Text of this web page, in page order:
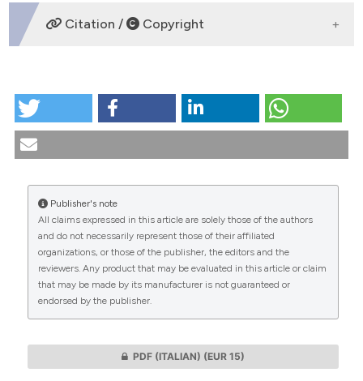
DOWNLOADS
CITATIONS
0 0
Citation / Copyright
La sedazione palliativa: i temi caldi. (2013). Medicina E
Publisher's note
All claims expressed in this article are solely those of the authors
and do not necessarily represent those of their affiliated
organizations, or those of the publisher, the editors and the
reviewers. Any product that may be evaluated in this article or claim
that may be made by its manufacturer is not guaranteed or
endorsed by the publisher.
PDF (ITALIAN) (EUR 15)